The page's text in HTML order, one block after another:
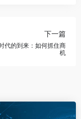
下一篇
代的到来：如何抓住商
机